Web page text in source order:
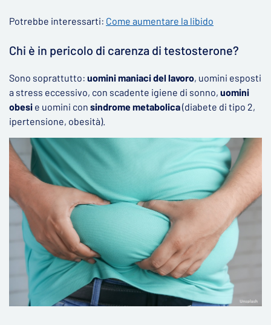
Potrebbe interessarti: Come aumentare la libido
Chi è in pericolo di carenza di testosterone?
Sono soprattutto: uomini maniaci del lavoro, uomini esposti
a stress eccessivo, con scadente igiene di sonno, uomini
obesi e uomini con sindrome metabolica(diabete di tipo 2,
ipertensione, obesità).